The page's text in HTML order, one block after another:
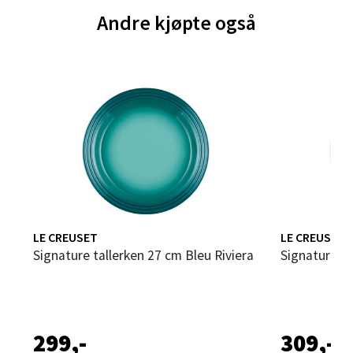
Andre kjøpte også
LE CREUSET
Signature tallerken 27 cm Bleu Riviera
299,-
LE CREUSET
Signature
309,-
Steinkjer - Thon Senter Steinkjer
Sjøfartsgata 2, 7714 Steinkjer
Åpent i dag 10-18
0 i butikk
Velg